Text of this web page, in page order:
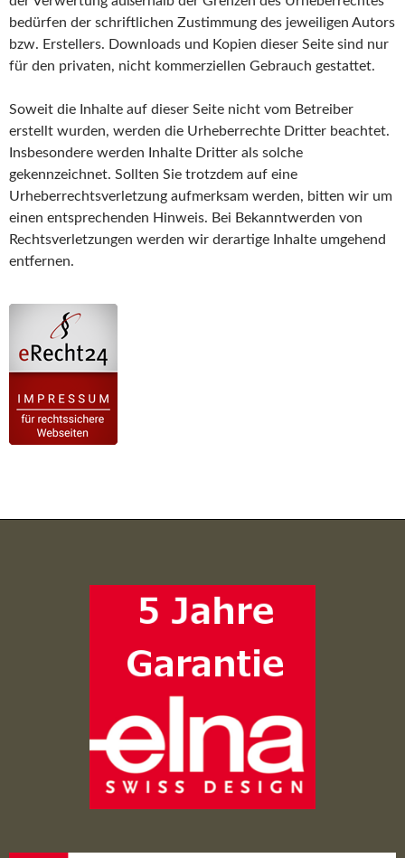
bedürfen der schriftlichen Zustimmung des jeweiligen Autors
bzw. Erstellers. Downloads und Kopien dieser Seite sind nur
für den privaten, nicht kommerziellen Gebrauch gestattet.
Soweit die Inhalte auf dieser Seite nicht vom Betreiber
erstellt wurden, werden die Urheberrechte Dritter beachtet.
Insbesondere werden Inhalte Dritter als solche
gekennzeichnet. Sollten Sie trotzdem auf eine
Urheberrechtsverletzung aufmerksam werden, bitten wir um
einen entsprechenden Hinweis. Bei Bekanntwerden von
Rechtsverletzungen werden wir derartige Inhalte umgehend
entfernen.